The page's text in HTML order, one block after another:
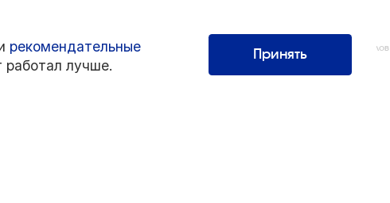
Интернэшнл»
Все права защищены. Использование материалов
возможно только со ссылкой на источник.
рекомендательные
работал лучше.
Принять